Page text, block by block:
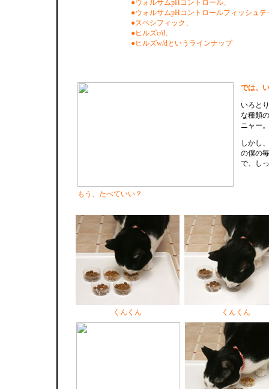
●ウォルサムpHコントロール、
●ウォルサムpHコントロールフィッシュテ
●スペシフィック、
●ヒルズc/d、
●ヒルズw/dというラインナップ
もう、たべていい？
では、
いろと
な種類
ニャー。
しかし
の僕の
で、し
くんくん くんくん